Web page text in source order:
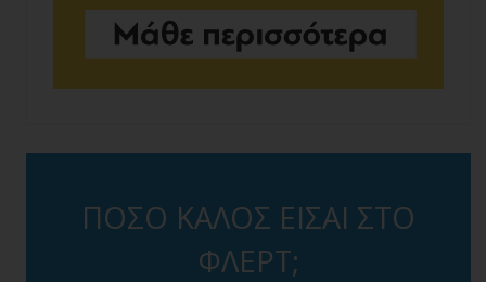
ΠΟΣΟ ΚΑΛΟΣ ΕΙΣΑΙ ΣΤΟ
ΦΛΕΡΤ;